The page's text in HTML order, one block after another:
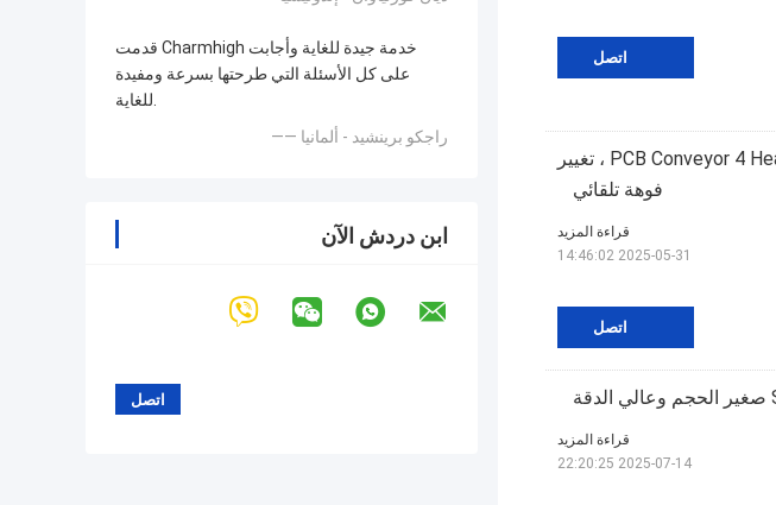
قدمت Charmhigh خدمة جيدة للغاية وأجابت
على كل الأسئلة التي طرحتها بسرعة ومفيدة
للغاية.
—— راجكو برينشيد - ألمانيا
ابن دردش الآن
اتصل
PCB Conveyor 4 Heads Desktop SMT Pick and Place Machine CHM-650 ، تغيير
فوهة تلقائي
اتصل
قراءة المزيد
2025-05-31 14:46:02
قراءة المزيد
2025-07-14 22:20:25